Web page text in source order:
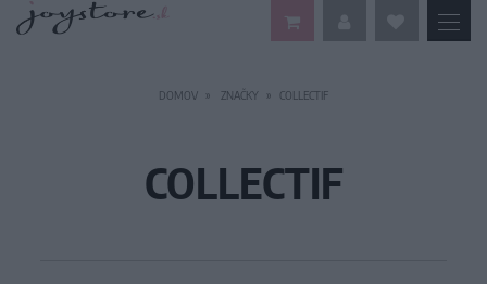
DOMOV ZNAČKY COLLECTIF
COLLECTIF